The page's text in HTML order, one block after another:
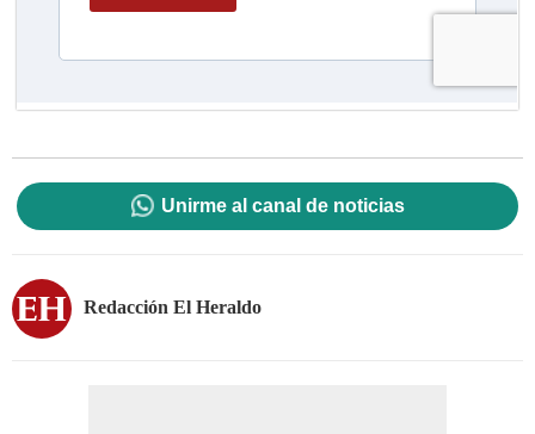
Unirme al canal de noticias
Redacción El Heraldo